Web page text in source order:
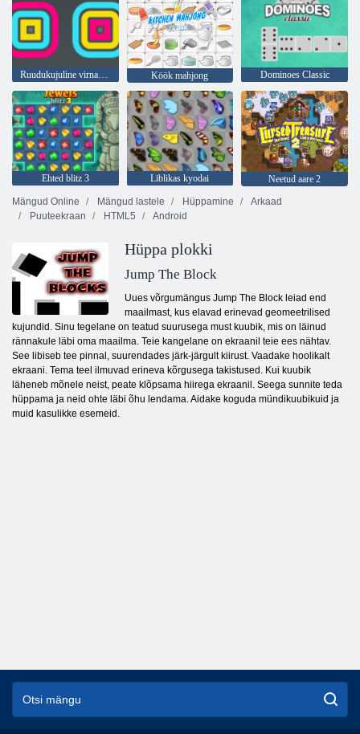
Ruudukujuline virnastaja Köök mahjong Dominoes Classic
Ehted blitz 3 Liblikas kyodai
Neetud aare 2
Mängud Online
Mängud lastele Hüppamine
Arkaad
Puuteekraan
HTML5 Android
Hüppa plokki
Jump The Block
Uues võrgumängus Jump The Block leiad end
maailmast, kus elavad erinevad geomeetrilised
kujundid. Sinu tegelane on teatud suurusega must kuubik, mis on läinud
rännakule läbi oma maailma. Teie kangelane on ekraanil teie ees nähtav.
See libiseb tee pinnal, suurendades järk-järgult kiirust. Vaadake hoolikalt
ekraani. Tema teel ilmuvad erineva kõrgusega takistused. Kui kuubik
läheneb mõnele neist, peate klõpsama hiirega ekraanil. Seega sunnite teda
hüppama ja neid ohte läbi õhu lendama. Aidake koguda mündikuubikuid ja
muid kasulikke esemeid.